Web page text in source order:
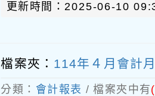
更新時間：2025-06-10
檔案夾： 114年４月會計
分類： 會計報表 / 檔案夾中有